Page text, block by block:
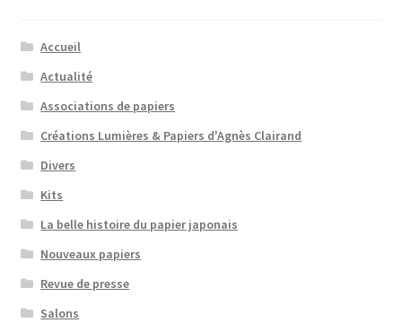
Accueil
Actualité
Associations de papiers
Créations Lumières & Papiers d'Agnès Clairand
Divers
Kits
La belle histoire du papier japonais
Nouveaux papiers
Revue de presse
Salons